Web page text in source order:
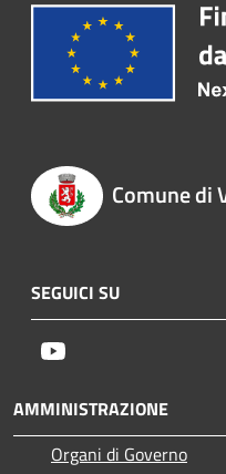
Comune di
SEGUICI SU
AMMINISTRAZIONE
Organi di Governo